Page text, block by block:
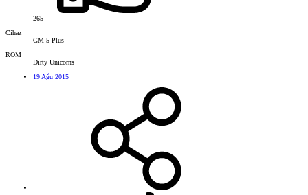
265
Cihaz
GM 5 Plus
ROM
Dirty Unicorns
19 Ağu 2015